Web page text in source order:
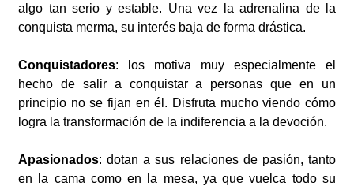
algo tan serio y estable. Una vez la adrenalina de la
conquista merma, su interés baja de forma drástica.
Conquistadores: los motiva muy especialmente el
hecho de salir a conquistar a personas que en un
principio no se fijan en él. Disfruta mucho viendo cómo
logra la transformación de la indiferencia a la devoción.
Apasionados: dotan a sus relaciones de pasión, tanto
en la cama como en la mesa, ya que vuelca todo su